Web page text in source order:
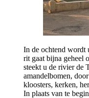
In de ochtend wordt
rit gaat bijna geheel
steekt u de rivier de
amandelbomen,
kloosters, kerken,
In plaats van te